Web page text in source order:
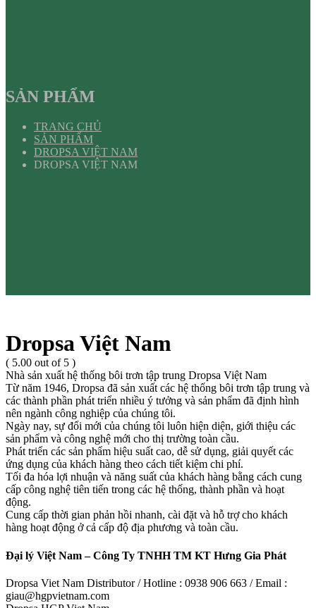
SẢN PHẨM
TRANG CHỦ
SẢN PHẨM
DROPSA VIỆT NAM
DROPSA VIỆT NAM
Dropsa Việt Nam
( 5.00 out of 5 )
Nhà sản xuất hệ thống bôi trơn tập trung Dropsa Việt Nam
Từ năm 1946, Dropsa đã sản xuất các hệ thống bôi trơn tập trung và
các thành phần phát triển nhiều ý tưởng và sản phẩm đã định hình
nên ngành công nghiệp của chúng tôi.
Ngày nay, sự đổi mới của chúng tôi luôn hiện diện, giới thiệu các
sản phẩm và công nghệ mới cho thị trường toàn cầu.
Phát triển các sản phẩm hiệu suất cao, dễ sử dụng, giải quyết các
ứng dụng của khách hàng theo cách tiết kiệm chi phí.
Tối đa hóa lợi nhuận và năng suất của khách hàng bằng cách cung
cấp công nghệ tiên tiến trong các hệ thống, thành phần và hoạt
động.
Cung cấp thời gian phản hồi nhanh, cài đặt và hỗ trợ cho khách
hàng hoạt động ở cả cấp độ địa phương và toàn cầu.
Đại lý Việt Nam – Công Ty TNHH TM KT Hưng Gia Phát
Dropsa Viet Nam Distributor / Hotline : 0938 906 663 / Email :
giau@hgpvietnam.com